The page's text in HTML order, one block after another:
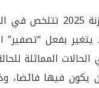
المشكلة الكبرى في
يتغير بفعل
المماثلة
يكون فيها